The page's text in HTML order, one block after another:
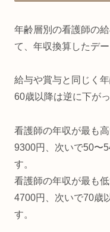
年齢層別の看護師の
て、年収換算したデ
給与や賞与と同じく
60歳以降は逆に下が
看護師の年収が最も
9300円、次いで50〜
す。
看護師の年収が最も
4700円、次いで70歳
す。